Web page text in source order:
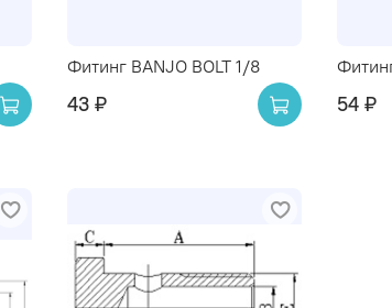
Фитинг BANJO BOLT 1/8
43 ₽ 54 ₽